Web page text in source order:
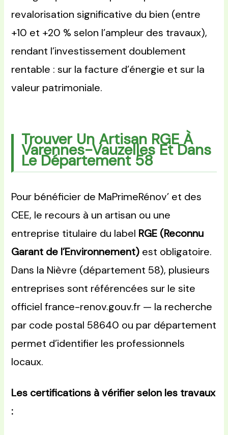
revalorisation significative du bien (entre
+10 et +20 % selon l’ampleur des travaux),
rendant l’investissement doublement
rentable : sur la facture d’énergie et sur la
valeur patrimoniale.
Trouver Un Artisan RGE À
Varennes-Vauzelles Et Dans
Le Département 58
Pour bénéficier de MaPrimeRénov’ et des
CEE, le recours à un artisan ou une
entreprise titulaire du label RGE (Reconnu
Garant de l’Environnement) est obligatoire.
Dans la Nièvre (département 58), plusieurs
entreprises sont référencées sur le site
officiel france-renov.gouv.fr — la recherche
par code postal 58640 ou par département
permet d’identifier les professionnels
locaux.
Les certifications à vérifier selon les travaux
: